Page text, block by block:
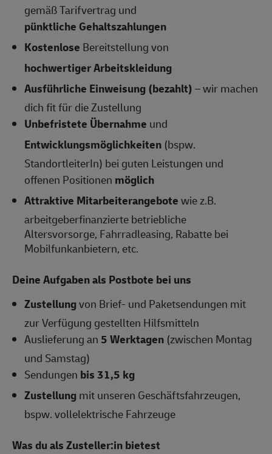
gemäß Tarifvertrag und
pünktliche Gehaltszahlungen
Kostenlose Bereitstellung von
hochwertiger Arbeitskleidung
Ausführliche Einweisung (bezahlt)– wir machen
dich fit für die Zustellung
Unbefristete Übernahme und
Entwicklungsmöglichkeiten (bspw.
StandortleiterIn) bei guten Leistungen und
offenen Positionen möglich
Attraktive Mitarbeiterangebotewie z.B.
arbeitgeberfinanzierte betriebliche
Altersvorsorge, Fahrradleasing, Rabatte bei
Mobilfunkanbietern, etc.
Deine Aufgaben als Postbote bei uns
Zustellungvon Brief- und Paketsendungen mit
zur Verfügung gestellten Hilfsmitteln
Auslieferung an5 Werktagen (zwischen Montag
und Samstag)
Sendungen bis 31,5 kg
Zustellungmit unseren Geschäftsfahrzeugen,
bspw. vollelektrische Fahrzeuge
Was du als Zusteller:in bietest